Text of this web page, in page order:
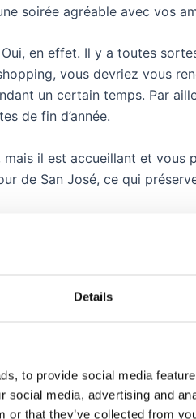
Details
to provide social media
social media, advertising and
or that they’ve collected from
soirée agréable avec vos
en effet. Il y a toutes
vous devriez vous
un certain temps. Par
de fin d’année.
il est accueillant et
de San José, ce qui
à visiter, si vous
détruites pendant la guerre
aussi le temps de